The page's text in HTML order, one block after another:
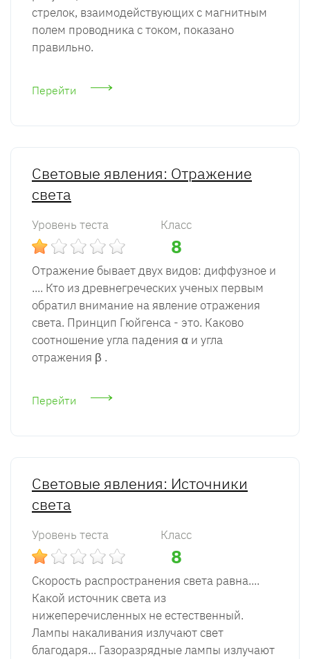
стрелок, взаимодействующих с магнитным
полем проводника с током, показано
правильно.
Перейти
Световые явления: Отражение
света
Уровень теста Класс
8
Отражение бывает двух видов: диффузное и
.... Кто из древнегреческих ученых первым
обратил внимание на явление отражения
света. Принцип Гюйгенса - это. Каково
соотношение угла падения α и угла
отражения β .
Перейти
Световые явления: Источники
света
Уровень теста Класс
8
Скорость распространения света равна....
Какой источник света из
нижеперечисленных не естественный.
Лампы накаливания излучают свет
благодаря... Газоразрядные лампы излучают